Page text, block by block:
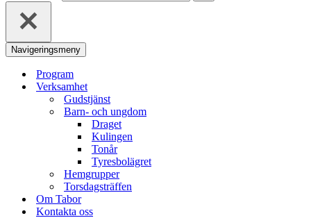
Navigeringsmeny
Program
Verksamhet
Gudstjänst
Barn- och ungdom
Draget
Kulingen
Tonår
Tyresbolägret
Hemgrupper
Torsdagsträffen
Om Tabor
Kontakta oss